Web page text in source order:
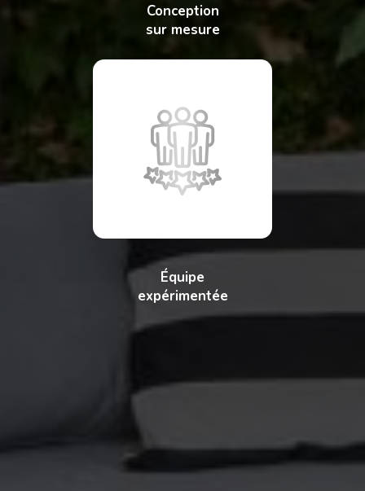
Conception
sur mesure
Équipe
expérimentée